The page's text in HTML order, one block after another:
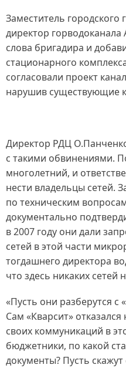
Заместитель городского
директор
слова бригадира и
стационарного
согласовали проект
нарушив существующие
Директор РДЦ
с такими обвинениями.
многолетний, и
нести владельцы сетей.
по техническим
документально
в 2007 году они дали
сетей в этой части
тогдашнего директора
что здесь никаких сетей
«Пусть они разберутся с
Сам «Кварсит»
своих коммуникаций в
бюджетники, по какой
документы? Пусть